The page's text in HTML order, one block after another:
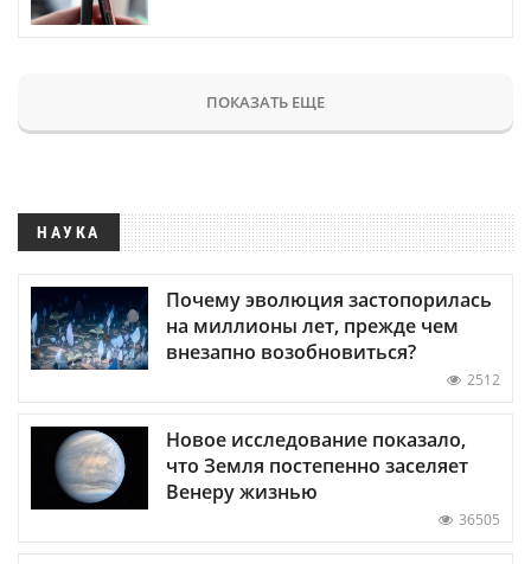
ПОКАЗАТЬ ЕЩЕ
НАУКА
Почему эволюция застопорилась
на миллионы лет, прежде чем
внезапно возобновиться?
2512
Новое исследование показало,
что Земля постепенно заселяет
Венеру жизнью
36505